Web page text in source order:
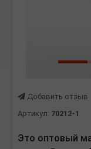
Добавить отзыв
Артикул: 70212-1
Это оптовый